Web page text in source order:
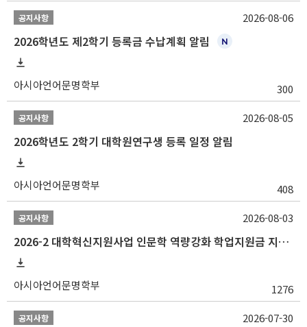
공지사항
2026학년도 제2학기 등록금 수납계획 알림
아시아언어문명학부 300
2026-08-06
공지사항
2026학년도 2학기 대학원연구생 등록 일정 알림
아시아언어문명학부 408
2026-08-05
공지사항
2026-2 대학혁신지원사업 인문학 역량강화 학업지원금 지원 선발 안내 (학/석/박사)
아시아언어문명학부 1276
2026-08-03
공지사항 2026-07-30